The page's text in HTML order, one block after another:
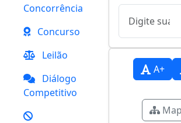
Concorrência
Concurso
Leilão
Diálogo
Competitivo
A+